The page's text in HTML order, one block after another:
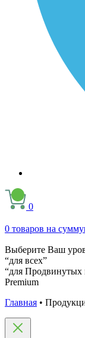
0
0 товаров на сумму
Выберите Ваш
“для всех”
“для Продвинутых
Premium
Главная •